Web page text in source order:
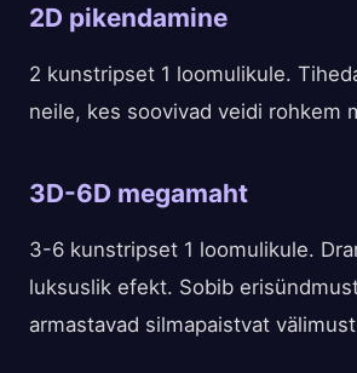
2D pikendamine
2 kunstripset 1 loomulikule.
neile, kes soovivad veidi rohkem
3D-6D megamaht
3-6 kunstripset 1 loomulikule.
luksuslik efekt. Sobib
armastavad silmapaistvat